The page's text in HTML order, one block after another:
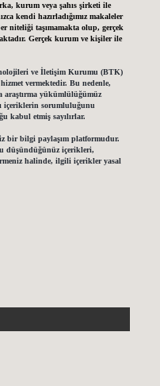
kurum veya şahıs şirketi ile
kendi hazırladığımız makaleler
niteliği taşımamakta olup, gerçek
Gerçek kurum ve kişiler ile
ve İletişim Kurumu (BTK)
vermektedir. Bu nedenle,
araştırma yükümlülüğümüz
içeriklerin sorumluluğunu
kabul etmiş sayılırlar.
bir bilgi paylaşım platformudur.
düşündüğünüz içerikleri,
halinde, ilgili içerikler yasal